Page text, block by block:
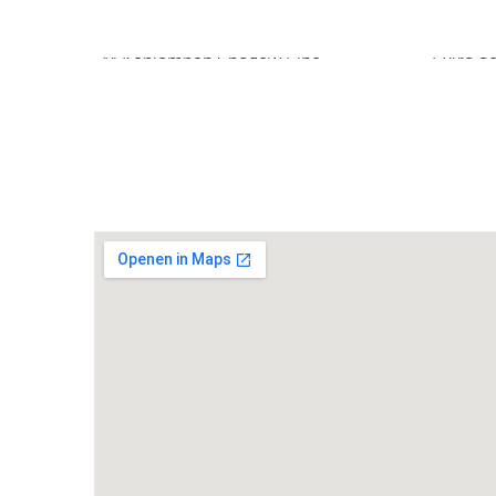
M Koplampen Shadow Line
Extra
Automatische 2-zone Airconditioning